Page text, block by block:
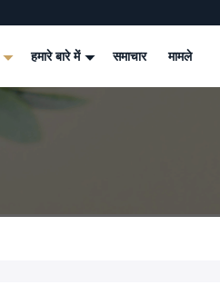
हमारे बारे में समाचार मामले